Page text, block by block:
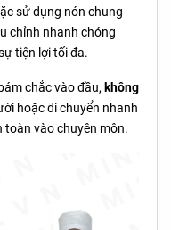
sử dụng nón chung
chỉnh nhanh chóng
tiện lợi tối đa.
chắc vào đầu, không
hoặc di chuyển nhanh
toàn vào chuyên môn.